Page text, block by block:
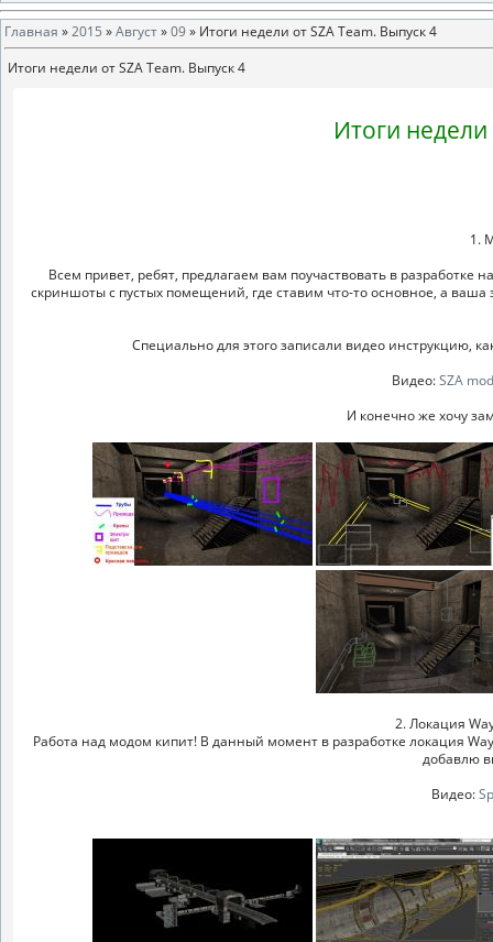
Главная »2015 »Август»09» Итоги недели от SZA Team. Выпуск 4
Итоги недели от SZA Team. Выпуск 4
Итоги
1.
Всем привет, ребят, предлагаем вам поучаствовать в
скриншоты с пустых помещений, где ставим что-то основное, а ваша
Специально для этого записали видео инструкцию,
Видео:SZA
И конечно же хочу
2. Локация
Работа над модом кипит! В данный момент в разработке локация
добавлю
Видео: